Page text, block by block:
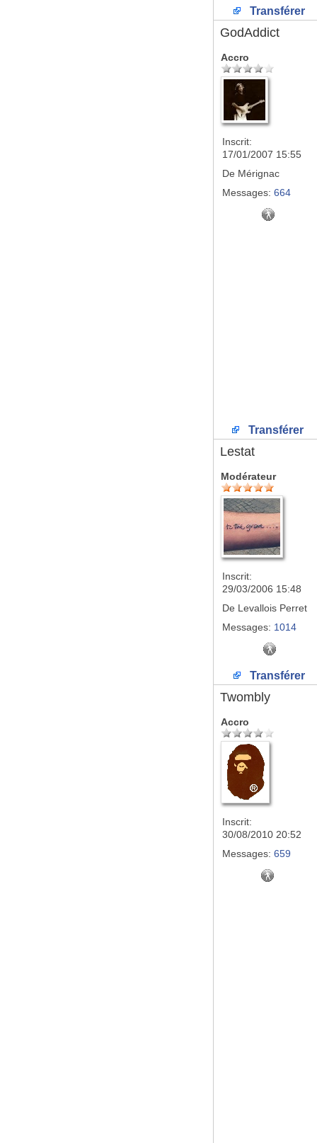
Transférer
GodAddict
Accro
Inscrit:
17/01/2007 15:55
De Mérignac
Messages: 664
Transférer
Lestat
Modérateur
Inscrit:
29/03/2006 15:48
De Levallois Perret
Messages: 1014
Transférer
Twombly
Accro
Inscrit:
30/08/2010 20:52
Messages: 659